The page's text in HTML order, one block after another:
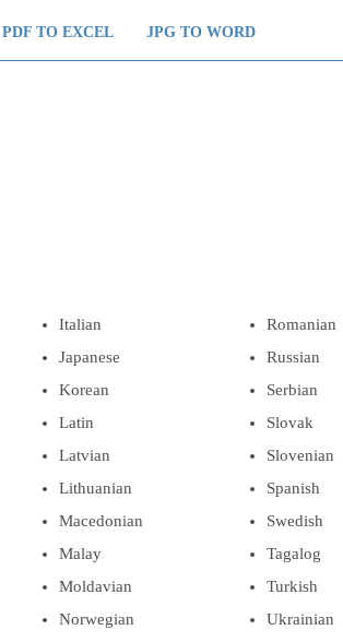
PDF TO EXCEL JPG TO WORD
Italian
Japanese
Korean
Latin
Latvian
Lithuanian
Macedonian
Malay
Moldavian
Norwegian
Romanian
Russian
Serbian
Slovak
Slovenian
Spanish
Swedish
Tagalog
Turkish
Ukrainian